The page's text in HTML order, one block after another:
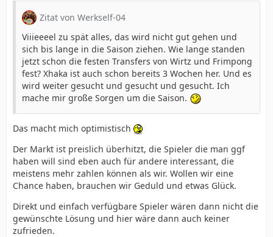
Zitat von Werkself-04
Viiieeeel zu spät alles, das wird nicht gut gehen und
sich bis lange in die Saison ziehen. Wie lange standen
jetzt schon die festen Transfers von Wirtz und Frimpong
fest? Xhaka ist auch schon bereits 3 Wochen her. Und es
wird weiter gesucht und gesucht und gesucht. Ich
mache mir große Sorgen um die Saison.
Das macht mich optimistisch
Der Markt ist preislich überhitzt, die Spieler die man ggf
haben will sind eben auch für andere interessant, die
meistens mehr zahlen können als wir. Wollen wir eine
Chance haben, brauchen wir Geduld und etwas Glück.
Direkt und einfach verfügbare Spieler wären dann nicht die
gewünschte Lösung und hier wäre dann auch keiner
zufrieden.